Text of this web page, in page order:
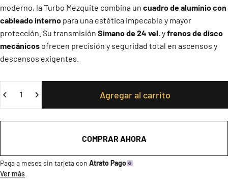
moderno, la Turbo Mezquite combina un cuadro de aluminio con
cableado interno para una estética impecable y mayor
protección. Su transmisión Simano de 24 vel.yfrenos de disco
mecánicos ofrecen precisión y seguridad total en ascensos y
descensos exigentes.
Agregar al carrito
COMPRAR AHORA
Paga a meses sin tarjeta con Atrato Pago
Ver más